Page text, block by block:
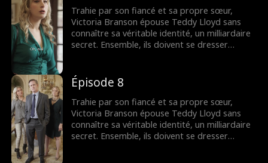
Trahie par son fiancé et sa propre sœur,
Victoria Branson épouse Teddy Lloyd sans
connaître sa véritable identité, un milliardaire
secret. Ensemble, ils doivent se dresser
trouver leur fin heureuse.
Épisode 8
Trahie par son fiancé et sa propre sœur,
Victoria Branson épouse Teddy Lloyd sans
connaître sa véritable identité, un milliardaire
secret. Ensemble, ils doivent se dresser